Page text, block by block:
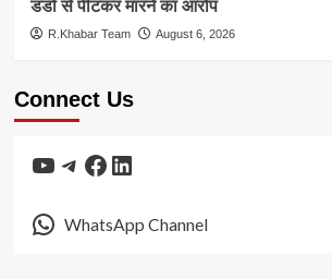
डंडों से पीटकर मारने का आरोप
R.Khabar Team August 6, 2026
Connect Us
YouTube
Telegram
Facebook
LinkedIn
WhatsApp Channel